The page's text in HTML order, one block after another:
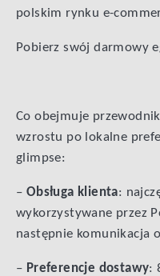
polskim rynku e-
Pobierz swój darmowy
Co obejmuje
wzrostu po lokalne
glimpse:
– Obsługa klienta:
wykorzystywane przez
następnie komunikacja
– Preferencje dostawy: